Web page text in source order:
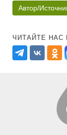
Автор/
ЧИТАЙТЕ НАС